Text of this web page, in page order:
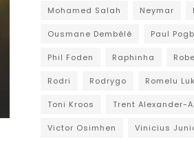
Mohamed Salah Neymar
Ousmane Dembélé Paul
Phil Foden Raphinha
Rodri Rodrygo Romelu
Toni Kroos Trent Alexander-
Victor Osimhen Vinicius